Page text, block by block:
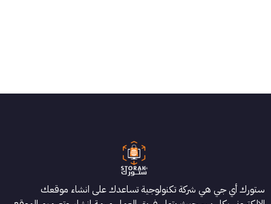
ستورك أي جي هي شركة تكنولوجية تساعدك على انشاء موقعك